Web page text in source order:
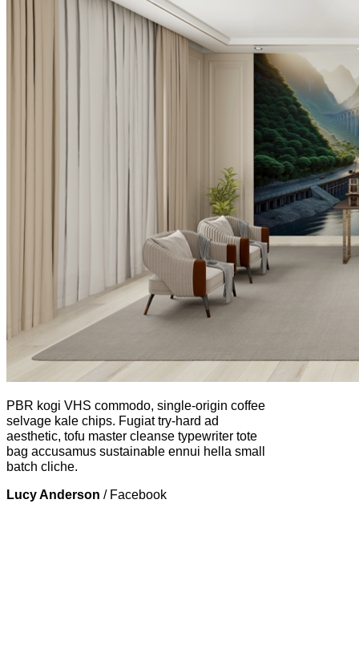
PBR kogi VHS commodo, single-origin coffee
selvage kale chips. Fugiat try-hard ad
aesthetic, tofu master cleanse typewriter tote
bag accusamus sustainable ennui hella small
batch cliche.
Lucy Anderson / Facebook